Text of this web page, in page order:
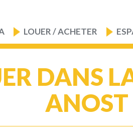
LOUER / ACHETER
DANS